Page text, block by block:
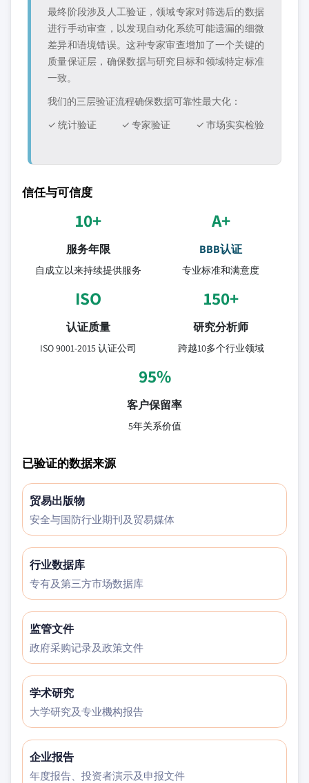
最终阶段涉及人工验证，领域专家对筛选后的数据
进行手动审查，以发现自动化系统可能遗漏的细微
差异和语境错误。这种专家审查增加了一个关键的
质量保证层，确保数据与研究目标和领域特定标准
一致。
我们的三层验证流程确保数据可靠性最大化：
✓ 统计验证
✓ 专家验证 ✓ 市场实实检验
信任与可信度
10+
服务年限
自成立以来持续提供服务
A+
BBB认证
专业标准和满意度
ISO
认证质量
ISO 9001-2015 认证公司
150+
研究分析师
跨越10多个行业领域
95%
客户保留率
5年关系价值
已验证的数据来源
贸易出版物
安全与国防行业期刊及贸易媒体
行业数据库
专有及第三方市场数据库
监管文件
政府采购记录及政策文件
学术研究
大学研究及专业機构报告
企业报告
年度报告、投资者演示及申报文件